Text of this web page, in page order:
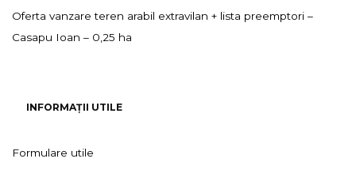
Oferta vanzare teren arabil extravilan + lista preemptori –
Casapu Ioan – 0,25 ha
INFORMAȚII UTILE
Formulare utile